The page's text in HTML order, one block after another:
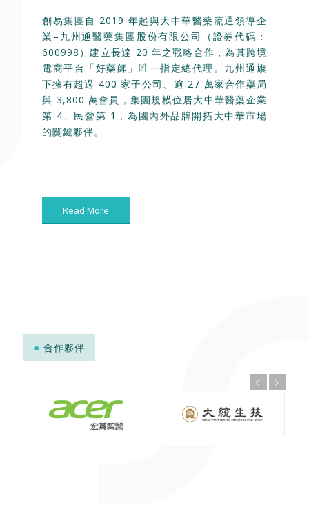
創易集團自 2019 年起與大中華醫藥流通領導企
業–九州通醫藥集團股份有限公司（證券代碼：
600998）建立長達 20 年之戰略合作，為其跨境
電商平台「好藥師」唯一指定總代理。九州通旗
下擁有超過 400 家子公司、逾 27 萬家合作藥局
與 3,800 萬會員，集團規模位居大中華醫藥企業
第 4、民營第 1，為國內外品牌開拓大中華市場
的關鍵夥伴。
Read More
● 合作夥伴